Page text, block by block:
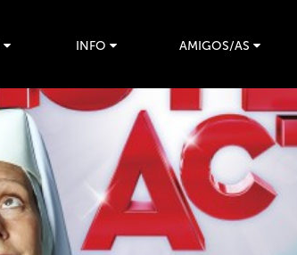
INFO AMIGOS/AS